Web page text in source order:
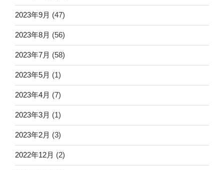
2023年9月 (47)
2023年8月 (56)
2023年7月 (58)
2023年5月 (1)
2023年4月 (7)
2023年3月 (1)
2023年2月 (3)
2022年12月 (2)